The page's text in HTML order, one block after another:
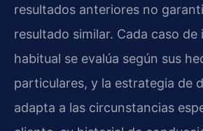
resultados anteriores no
resultado similar. Cada caso
habitual se evalúa según sus
particulares, y la estrategia de
adapta a las circunstancias